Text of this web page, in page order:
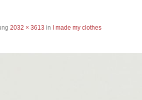
2032 × 3613 in I made my clothes